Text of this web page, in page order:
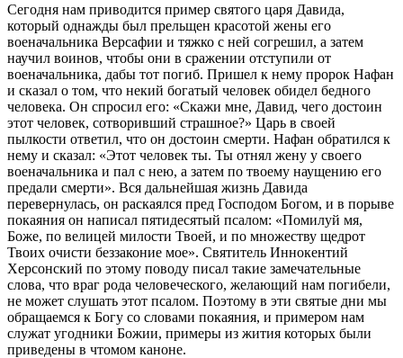
Сегодня нам приводится пример святого царя Давида,
который однажды был прельщен красотой жены его
военачальника Версафии и тяжко с ней согрешил, а затем
научил воинов, чтобы они в сражении отступили от
военачальника, дабы тот погиб. Пришел к нему пророк Нафан
и сказал о том, что некий богатый человек обидел бедного
человека. Он спросил его: «Скажи мне, Давид, чего достоин
этот человек, сотворивший страшное?» Царь в своей
пылкости ответил, что он достоин смерти. Нафан обратился к
нему и сказал: «Этот человек ты. Ты отнял жену у своего
военачальника и пал с нею, а затем по твоему наущению его
предали смерти». Вся дальнейшая жизнь Давида
перевернулась, он раскаялся пред Господом Богом, и в порыве
покаяния он написал пятидесятый псалом: «Помилуй мя,
Боже, по велицей милости Твоей, и по множеству щедрот
Твоих очисти беззаконие мое». Святитель Иннокентий
Херсонский по этому поводу писал такие замечательные
слова, что враг рода человеческого, желающий нам погибели,
не может слушать этот псалом. Поэтому в эти святые дни мы
обращаемся к Богу со словами покаяния, и примером нам
служат угодники Божии, примеры из жития которых были
приведены в чтомом каноне.